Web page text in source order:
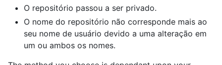
O repositório passou a ser privado.
O nome do repositório não corresponde mais ao
seu nome de usuário devido a uma alteração em
um ou ambos os nomes.